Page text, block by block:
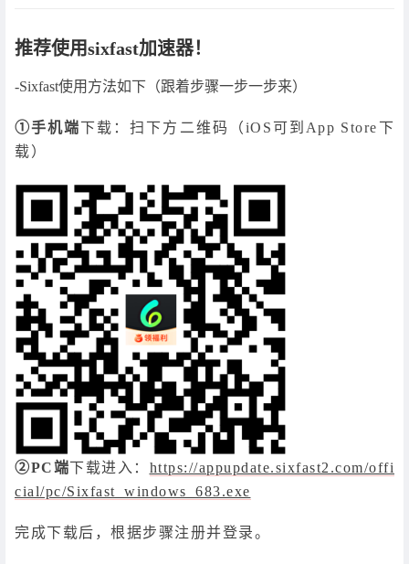
推荐使用sixfast加速器！
-Sixfast使用方法如下（跟着步骤一步一步来）
①手机端下载：扫下方二维码（iOS可到App Store下
载）
②PC端下载进入： https://appupdate.sixfast2.com/offi
cial/pc/Sixfast_windows_683.exe
完成下载后，根据步骤注册并登录。